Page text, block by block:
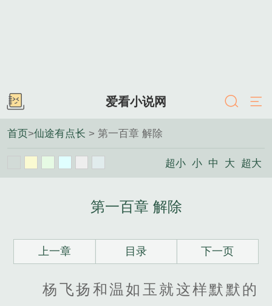
爱看小说网
首页>仙途有点长 > 第一百章 解除
超小 小 中 大 超大
第一百章 解除
上一章 目录 下一页
杨飞扬和温如玉就这样默默的